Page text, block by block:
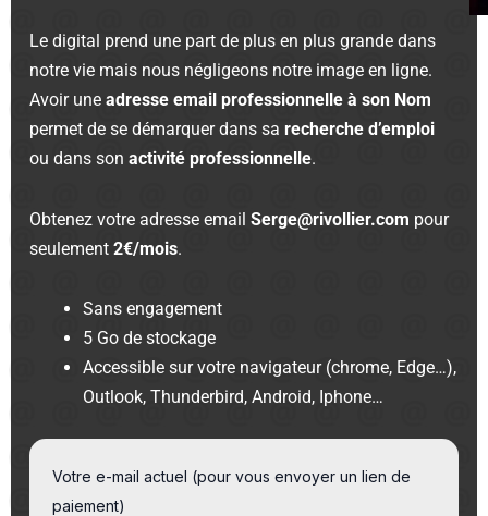
Le digital prend une part de plus en plus grande dans
notre vie mais nous négligeons notre image en ligne.
Avoir uneadresse email professionnelle à son Nom
permet de se démarquer dans sarecherche d’emploi
ou dans sonactivité professionnelle.
Obtenez votre adresse emailSerge@rivollier.com pour
seulement2€/mois.
Sans engagement
5 Go de stockage
Accessible sur votre navigateur (chrome, Edge…),
Outlook, Thunderbird, Android, Iphone…
Votre e-mail actuel (pour vous envoyer un lien de
paiement)